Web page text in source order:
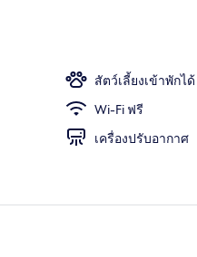
สัตว์เลี้ยงเข้าพักได้
Wi-Fi ฟรี
เครื่องปรับอากาศ